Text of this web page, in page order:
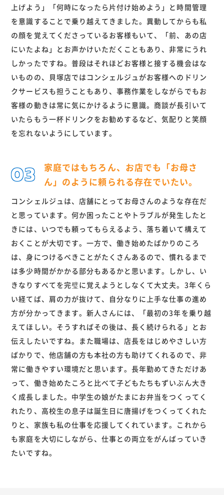
上げよう」「何時になったら片付け始めよう」と時間管理
を意識することで乗り越えてきました。異動してからも私
の顔を覚えてくださっているお客様もいて、「前、あの店
にいたよね」とお声かけいただくこともあり、非常にうれ
しかったですね。普段はそれほどお客様と接する機会はな
いものの、貝塚店ではコンシェルジュがお客様へのドリン
クサービスも担うこともあり、事務作業をしながらでもお
客様の動きは常に気にかけるように意識。商談が長引いて
いたらもう一杯ドリンクをお勧めするなど、気配りと笑顔
を忘れないようにしています。
家庭ではもちろん、お店でも「お母さ
ん」のように頼られる存在でいたい。
コンシェルジュは、店舗にとってお母さんのような存在だ
と思っています。何か困ったことやトラブルが発生したと
きには、いつでも頼ってもらえるよう、落ち着いて構えて
おくことが大切です。一方で、働き始めたばかりのころ
は、身につけるべきことがたくさんあるので、慣れるまで
は多少時間がかかる部分もあるかと思います。しかし、い
きなりすべてを完璧に覚えようとしなくて大丈夫。3年くら
い経てば、肩の力が抜けて、自分なりに上手な仕事の進め
方が分かってきます。新人さんには、「最初の3年を乗り越
えてほしい。そうすればその後は、長く続けられる」とお
伝えしたいですね。また職場は、店長をはじめやさしい方
ばかりで、他店舗の方も本社の方も助けてくれるので、非
常に働きやすい環境だと思います。長年勤めてきただけあ
って、働き始めたころと比べて子どもたちもずいぶん大き
く成長しました。中学生の娘がたまにお弁当をつくってく
れたり、高校生の息子は誕生日に唐揚げをつくってくれた
りと、家族も私の仕事を応援してくれています。これから
も家庭を大切にしながら、仕事との両立をがんばっていき
たいですね。